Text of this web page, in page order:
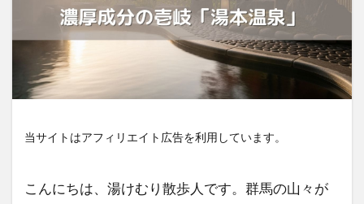
当サイトはアフィリエイト広告を利用しています。
こんにちは、湯けむり散歩人です。群馬の山々が